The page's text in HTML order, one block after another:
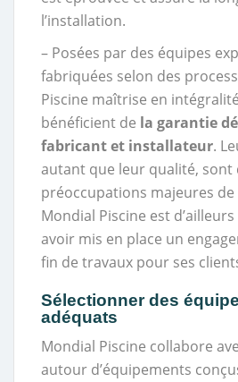
l’installation.
– Posées par des équipes
fabriquées selon des
Piscine maîtrise en
bénéficient de la garantie
fabricant et installateur.
autant que leur qualité, sont
préoccupations majeures de
Mondial Piscine est
avoir mis en place un
fin de travaux pour ses
Sélectionner des
adéquats
Mondial Piscine collabore
autour d’équipements